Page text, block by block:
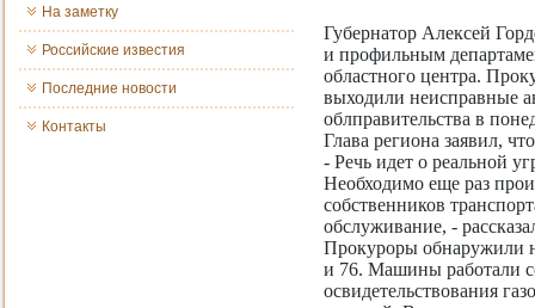
На заметку
Российские известия
Последние новости
Контакты
Губернатор Алексей
и профильным
областного центра.
выходили неисправные
облправительства в
Глава региона заявил,
- Речь идет о реальной
Необходимо еще раз
собственников
обслуживание, -
Прокуроры обнаружили
и 76. Машины работали
освидетельствования